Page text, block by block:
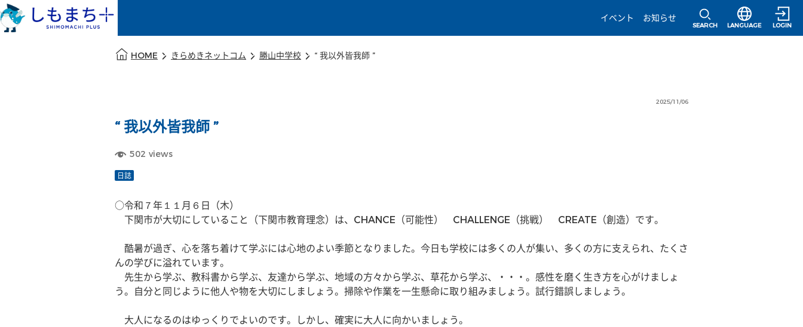
イベント
お知らせ
SEARCH
選択すると言語
LANGUAGE LOGIN
HOME きらめきネットコム 勝山中学校 “ 我以外皆我師 ”
2025/11/06
“ 我以外皆我師 ”
502 views
日誌
○令和７年１１月６日（木）
下関市が大切にしていること（下関市教育理念）は、CHANCE（可能性）　CHALLENGE（挑戦）　CREATE（創造）です。
酷暑が過ぎ、心を落ち着けて学ぶには心地のよい季節となりました。今日も学校には多くの人が集い、多くの方に支えられ、たくさ
んの学びに溢れています。
先生から学ぶ、教科書から学ぶ、友達から学ぶ、地域の方々から学ぶ、草花から学ぶ、・・・。感性を磨く生き方を心がけましょ
う。自分と同じように他人や物を大切にしましょう。掃除や作業を一生懸命に取り組みましょう。試行錯誤しましょう。
大人になるのはゆっくりでよいのです。しかし、確実に大人に向かいましょう。